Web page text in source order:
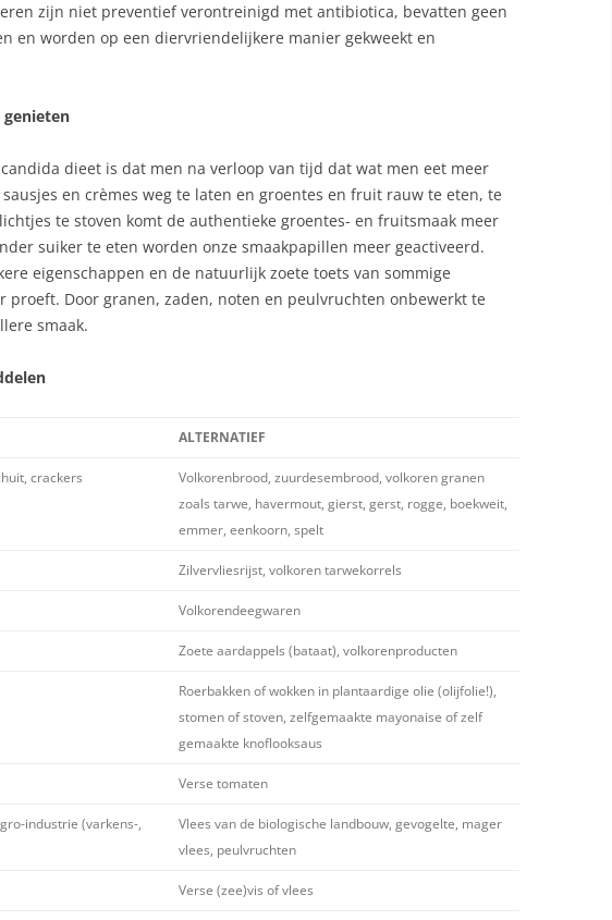
zijn niet preventief verontreinigd met antibiotica, bevatten geen
en worden op een diervriendelijkere manier gekweekt en
genieten
dieet is dat men na verloop van tijd dat wat men eet meer
en crèmes weg te laten en groentes en fruit rauw te eten, te
te stoven komt de authentieke groentes- en fruitsmaak meer
suiker te eten worden onze smaakpapillen meer geactiveerd.
eigenschappen en de natuurlijk zoete toets van sommige
proeft. Door granen, zaden, noten en peulvruchten onbewerkt te
smaak.
ALTERNATIEF
crackers
Volkorenbrood, zuurdesembrood, volkoren granen
zoals tarwe, havermout, gierst, gerst, rogge, boekweit,
emmer, eenkoorn, spelt
Zilvervliesrijst, volkoren tarwekorrels
Volkorendeegwaren
Zoete aardappels (bataat), volkorenproducten
Roerbakken of wokken in plantaardige olie (olijfolie!),
stomen of stoven, zelfgemaakte mayonaise of zelf
gemaakte knoflooksaus
Verse tomaten
industrie (varkens-,
Vlees van de biologische landbouw, gevogelte, mager
vlees, peulvruchten
Verse (zee)vis of vlees